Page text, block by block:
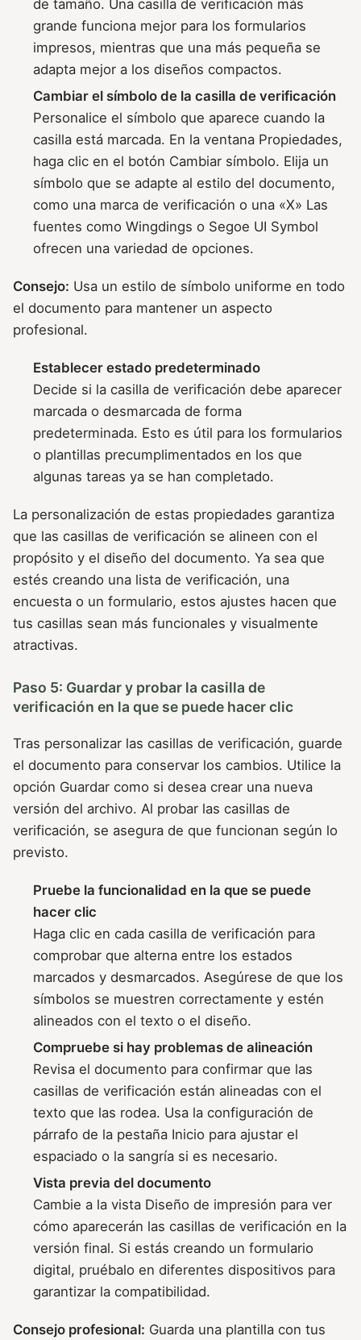
de tamaño. Una casilla de verificación más
grande funciona mejor para los formularios
impresos, mientras que una más pequeña se
adapta mejor a los diseños compactos.
Cambiar el símbolo de la casilla de verificación
Personalice el símbolo que aparece cuando la
casilla está marcada. En la ventana Propiedades,
haga clic en el botón Cambiar símbolo. Elija un
símbolo que se adapte al estilo del documento,
como una marca de verificación o una «X» Las
fuentes como Wingdings o Segoe UI Symbol
ofrecen una variedad de opciones.
Consejo: Usa un estilo de símbolo uniforme en todo
el documento para mantener un aspecto
profesional.
Establecer estado predeterminado
Decide si la casilla de verificación debe aparecer
marcada o desmarcada de forma
predeterminada. Esto es útil para los formularios
o plantillas precumplimentados en los que
algunas tareas ya se han completado.
La personalización de estas propiedades garantiza
que las casillas de verificación se alineen con el
propósito y el diseño del documento. Ya sea que
estés creando una lista de verificación, una
encuesta o un formulario, estos ajustes hacen que
tus casillas sean más funcionales y visualmente
atractivas.
Paso 5: Guardar y probar la casilla de
verificación en la que se puede hacer clic
Tras personalizar las casillas de verificación, guarde
el documento para conservar los cambios. Utilice la
opción Guardar como si desea crear una nueva
versión del archivo. Al probar las casillas de
verificación, se asegura de que funcionan según lo
previsto.
Pruebe la funcionalidad en la que se puede
hacer clic
Haga clic en cada casilla de verificación para
comprobar que alterna entre los estados
marcados y desmarcados. Asegúrese de que los
símbolos se muestren correctamente y estén
alineados con el texto o el diseño.
Compruebe si hay problemas de alineación
Revisa el documento para confirmar que las
casillas de verificación están alineadas con el
texto que las rodea. Usa la configuración de
párrafo de la pestaña Inicio para ajustar el
espaciado o la sangría si es necesario.
Vista previa del documento
Cambie a la vista Diseño de impresión para ver
cómo aparecerán las casillas de verificación en la
versión final. Si estás creando un formulario
digital, pruébalo en diferentes dispositivos para
garantizar la compatibilidad.
Consejo profesional: Guarda una plantilla con tus